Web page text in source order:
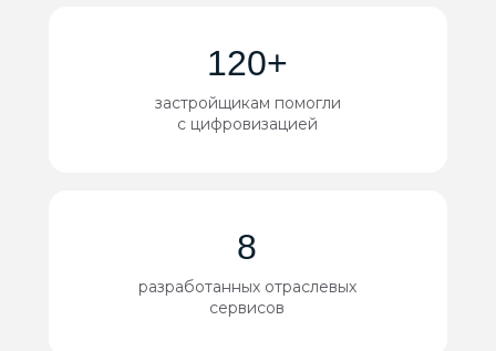
8
разработанных отраслевых
сервисов
120+
застройщикам помогли
с цифровизацией